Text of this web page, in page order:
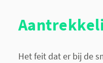
Het feit dat er bij de